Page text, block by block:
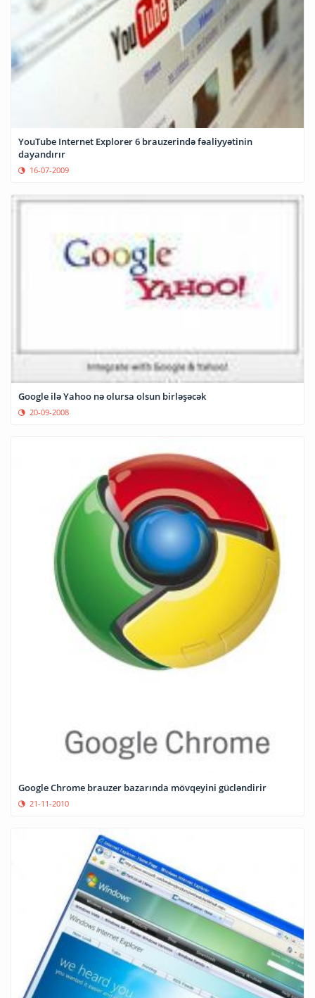
YouTube Internet Explorer 6 brauzerində fəaliyyətinin
dayandırır
16-07-2009
Google ilə Yahoo nə olursa olsun birləşəcək
20-09-2008
Google Chrome brauzer bazarında mövqeyini gücləndirir
21-11-2010